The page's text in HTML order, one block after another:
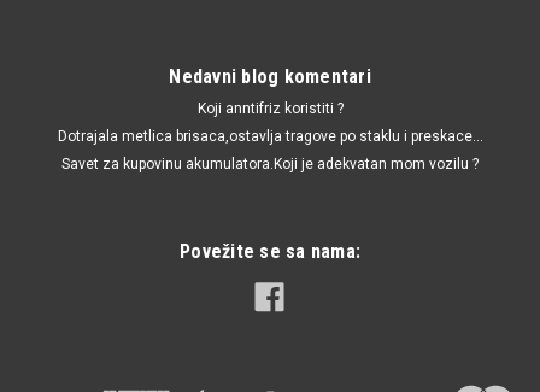
Nedavni blog komentari
Koji anntifriz koristiti ?
Dotrajala metlica brisaca,ostavlja tragove po staklu i preskace...
Savet za kupovinu akumulatora.Koji je adekvatan mom vozilu ?
Povežite se sa nama: